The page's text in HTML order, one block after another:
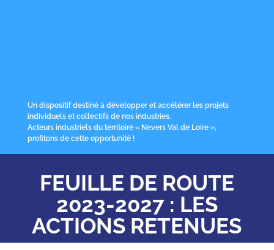
Un dispositif destiné à développer et accélérer les projets
individuels et collectifs de nos industries.
Acteurs industriels du territoire « Nevers Val de Loire »,
profitons de cette opportunité !
FEUILLE DE ROUTE
2023-2027 : LES
ACTIONS RETENUES